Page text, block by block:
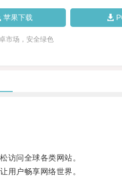
苹果下载
市场，安全绿色
问全球各类网站。
户畅享网络世界。